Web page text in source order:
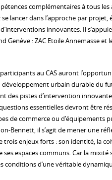
complémentaires à tous les
lancer dans l’approche par
innovantes. Il
Genève : ZAC Etoile Annemasse
participants au CAS auront
développement urbain durable du
des pistes d’intervention
essentielles devront être
de commerce ou d’équipements
Bennett, il s’agit de mener une
trois enjeux forts : son identité, la
ses espaces communs. Car la
conditions d’une véritable